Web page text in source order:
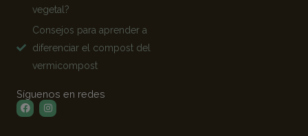
vegetal?
Consejos para aprender a
diferenciar el compost del
vermicompost
Síguenos en redes
FacebookInstagram